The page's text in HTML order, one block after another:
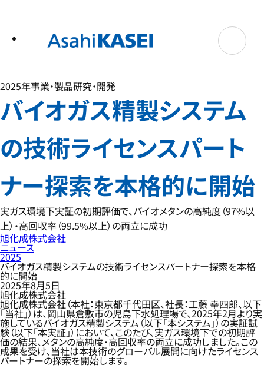
2025年事業・製品研究・開発
バイオガス精製システム
の技術ライセンスパート
ナー探索を本格的に開始
実ガス環境下実証の初期評価で、バイオメタンの高純度（97%以
上）・高回収率（99.5%以上）の両立に成功
旭化成株式会社
ニュース
2025
バイオガス精製システムの技術ライセンスパートナー探索を本格
的に開始
2025年8月5日
旭化成株式会社
旭化成株式会社（本社：東京都千代田区、社長：工藤 幸四郎、以下
「当社」）は、岡山県倉敷市の児島下水処理場で、2025年2月より実
施しているバイオガス精製システム（以下「本システム」）の実証試
験（以下「本実証」）において、このたび、実ガス環境下での初期評
価の結果、メタンの高純度・高回収率の両立に成功しました。この
成果を受け、当社は本技術のグローバル展開に向けたライセンス
パートナーの探索を開始します。